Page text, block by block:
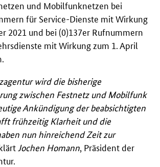
und Mobilfunknetzen bei
für Service-Dienste mit Wirkung
2021 und bei (0)137er Rufnummern
mit Wirkung zum 1. April
wird die bisherige
zwischen Festnetz und Mobilfunk
Ankündigung der beabsichtigten
frühzeitig Klarheit und die
nun hinreichend Zeit zur
Jochen Homann , Präsident der